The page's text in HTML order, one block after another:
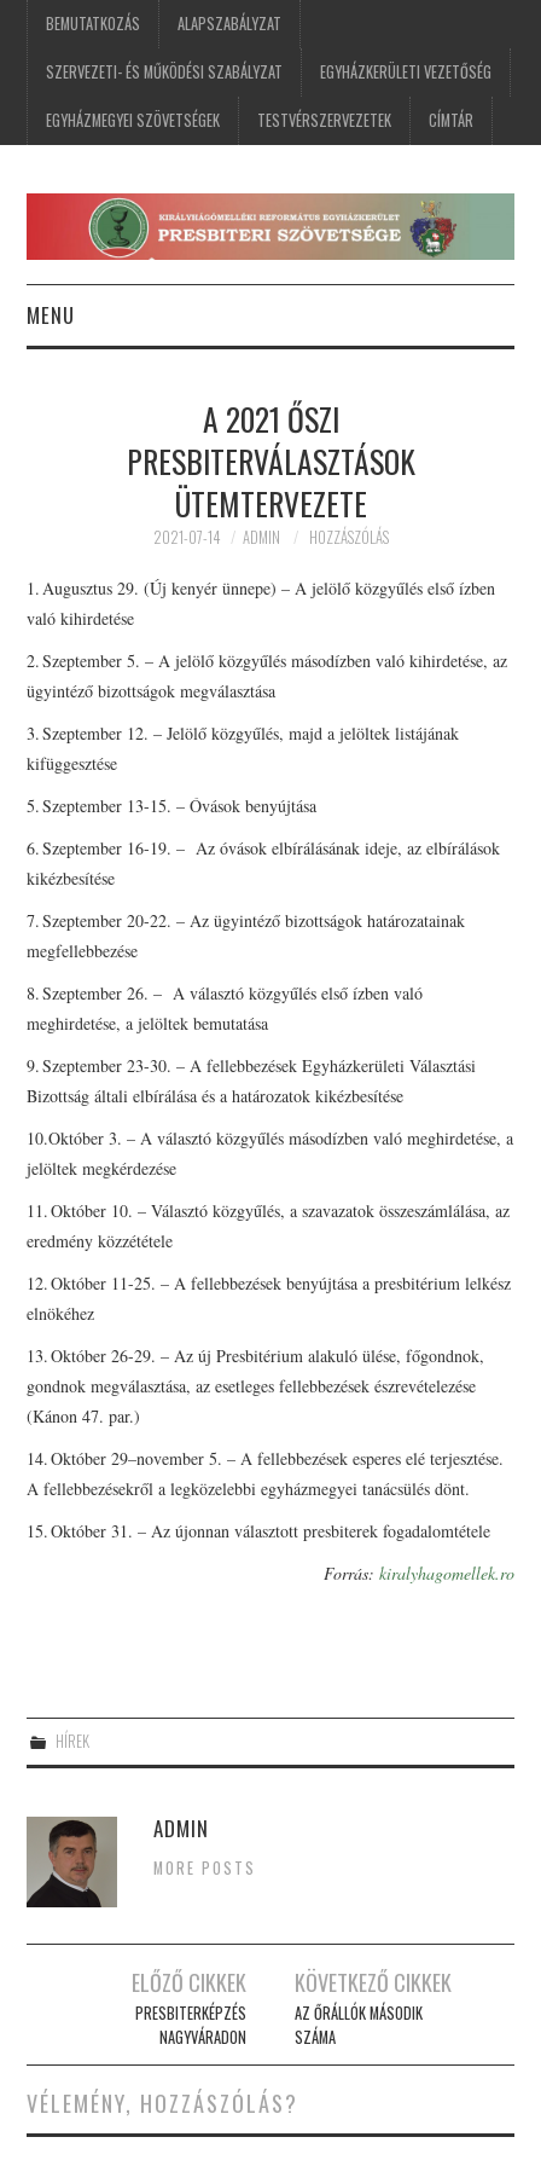
BEMUTATKOZÁS ALAPSZABÁLYZAT
SZERVEZETI- ÉS MŰKÖDÉSI SZABÁLYZAT EGYHÁZKERÜLETI VEZETŐSÉG
EGYHÁZMEGYEI SZÖVETSÉGEK TESTVÉRSZERVEZETEK CÍMTÁR
MENU
ESEMÉNYNAPTÁR
ŐRÁLLÓK
KAPCSOLAT
A 2021 ŐSZI
PRESBITERVÁLASZTÁSOK
ÜTEMTERVEZETE
2021-07-14 ADMIN HOZZÁSZÓLÁS
1. Augusztus 29. (Új kenyér ünnepe) – A jelölő közgyűlés első ízben
való kihirdetése
2. Szeptember 5. – A jelölő közgyűlés másodízben való kihirdetése, az
ügyintéző bizottságok megválasztása
3. Szeptember 12. – Jelölő közgyűlés, majd a jelöltek listájának
kifüggesztése
5. Szeptember 13-15. – Óvások benyújtása
6. Szeptember 16-19. – Az óvások elbírálásának ideje, az elbírálások
kikézbesítése
7. Szeptember 20-22. – Az ügyintéző bizottságok határozatainak
megfellebbezése
8. Szeptember 26. – A választó közgyűlés első ízben való
meghirdetése, a jelöltek bemutatása
9. Szeptember 23-30. – A fellebbezések Egyházkerületi Választási
Bizottság általi elbírálása és a határozatok kikézbesítése
10.Október 3. – A választó közgyűlés másodízben való meghirdetése, a
jelöltek megkérdezése
11. Október 10. – Választó közgyűlés, a szavazatok összeszámlálása, az
eredmény közzététele
12. Október 11-25. – A fellebbezések benyújtása a presbitérium lelkész
elnökéhez
13. Október 26-29. – Az új Presbitérium alakuló ülése, főgondnok,
gondnok megválasztása, az esetleges fellebbezések észrevételezése
(Kánon 47. par.)
14. Október 29–november 5. – A fellebbezések esperes elé terjesztése.
A fellebbezésekről a legközelebbi egyházmegyei tanácsülés dönt.
15. Október 31. – Az újonnan választott presbiterek fogadalomtétele
Forrás: kiralyhagomellek.ro
HÍREK
ADMIN
MORE POSTS
navigation
ELŐZŐ CIKKEK
PRESBITERKÉPZÉS
NAGYVÁRADON
KÖVETKEZŐ CIKKEK
AZ ŐRÁLLÓK MÁSODIK
SZÁMA
VÉLEMÉNY, HOZZÁSZÓLÁS?